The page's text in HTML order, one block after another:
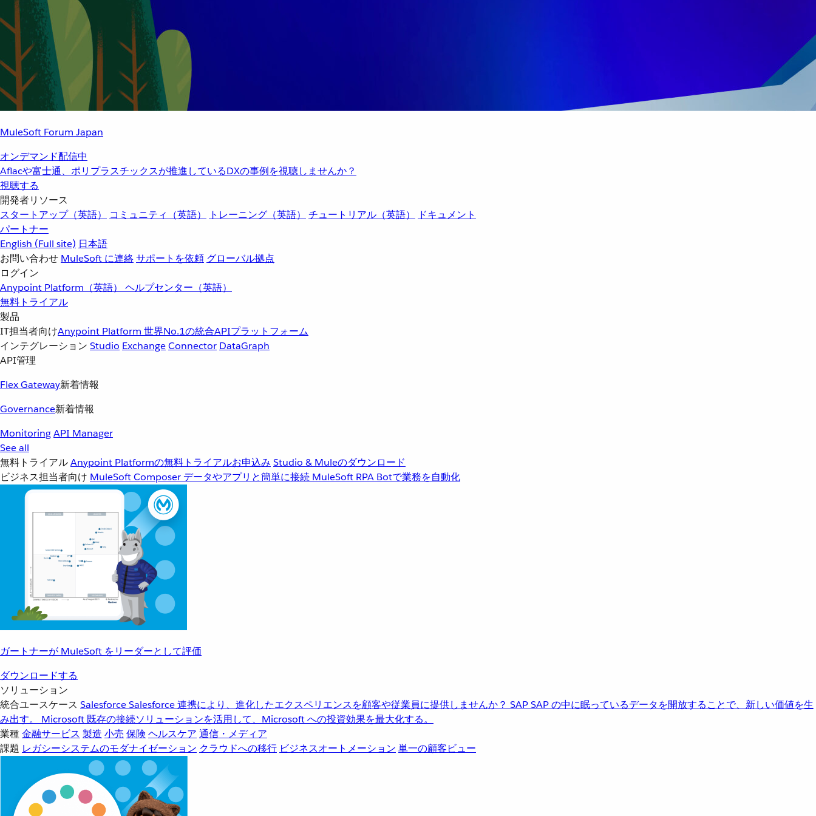
MuleSoft Forum Japan
オンデマンド配信中
Aflacや富士通、ポリプラスチックスが推進しているDXの事例を視聴しませんか？
視聴する
開発者リソース
スタートアップ（英語）
コミュニティ（英語） トレーニング（英語） チュートリアル（英語）
ドキュメント
パートナー
English (Full site) 日本語
お問い合わせ MuleSoft に連絡サポートを依頼 グローバル拠点
ログイン
Anypoint Platform（英語） ヘルプセンター（英語）
無料トライアル
製品
IT担当者向けAnypoint Platform 世界No.1の統合APIプラットフォーム
インテグレーション Studio ExchangeConnector DataGraph
API管理
Flex Gateway新着情報
Governance新着情報
MonitoringAPI Manager
See all
無料トライアルAnypoint Platformの無料トライアルお申込み Studio & Muleのダウンロード
ビジネス担当者向け MuleSoft Composer データやアプリと簡単に接続 MuleSoft RPA Botで業務を自動化
ガートナーが MuleSoft をリーダーとして評価
ダウンロードする
ソリューション
統合ユースケース SalesforceSalesforce 連携により、進化したエクスペリエンスを顧客や従業員に提供しませんか？ SAPSAP の中に眠っているデータを開放することで、新しい価値を生
み出す。
Microsoft 既存の接続ソリューションを活用して、Microsoft への投資効果を最大化する。
業種金融サービス 製造 小売 保険 ヘルスケア 通信・メディア
課題 レガシーシステムのモダナイゼーション クラウドへの移行 ビジネスオートメーション 単一の顧客ビュー